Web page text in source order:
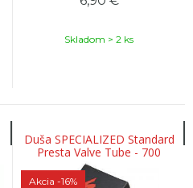
Skladom > 2 ks
Duša SPECIALIZED Standard
Presta Valve Tube - 700
Akcia -16%